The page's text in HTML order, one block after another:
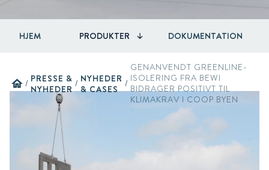
HJEM PRODUKTER DOKUMENTATION
home / PRESSE &
NYHEDER / NYHEDER
& CASES /
GENANVENDT GREENLINE-
ISOLERING FRA BEWI
BIDRAGER POSITIVT TIL
KLIMAKRAV I COOP BYEN